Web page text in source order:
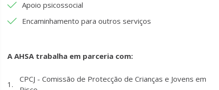
Apoio psicossocial
Encaminhamento para outros serviços
A AHSA trabalha em parceria com:
CPCJ - Comissão de Protecção de Crianças e Jovens em